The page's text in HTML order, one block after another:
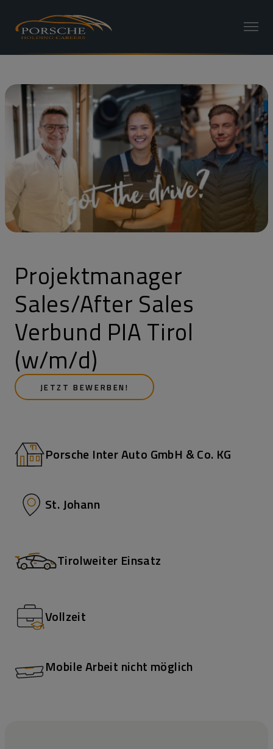
Projektmanager
Sales/After Sales
Verbund PIA Tirol
(w/m/d)
JETZT BEWERBEN!
Porsche Inter Auto GmbH & Co. KG
St. Johann
Tirolweiter Einsatz
Vollzeit
Mobile Arbeit nicht möglich